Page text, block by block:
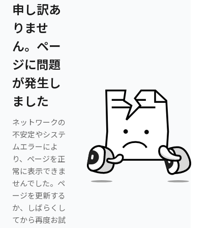
申し訳あ
りませ
ん。ペー
ジに問題
が発生し
ました
ネットワークの
不安定やシステ
ムエラーによ
り、ページを正
常に表示できま
せんでした。ペ
ージを更新する
か、しばらくし
てから再度お試